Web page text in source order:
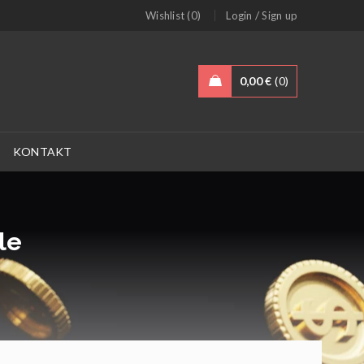
Wishlist (0) Login /Sign up
0,00€ 0
KONTAKT